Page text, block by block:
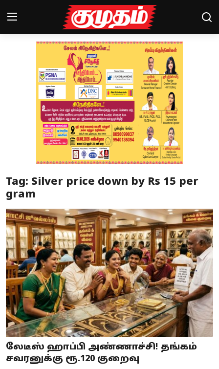
Magazines
Sports
Special Story
Business
Crime
Tamilnadu
National
World
Astrology
Spirituality
Tag: Silver price down by Rs 15 per
gram
லேடீஸ் ஹாப்பி அண்ணாச்சி! தங்கம்
சவரனுக்கு ரூ.120 குறைவு